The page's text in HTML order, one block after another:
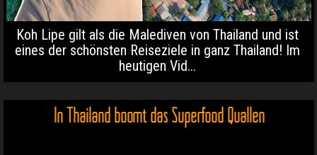
Koh Lipe gilt als die Malediven von Thailand und ist
eines der schönsten Reiseziele in ganz Thailand! Im
heutigen Vid...
In Thailand boomt das Superfood Quallen